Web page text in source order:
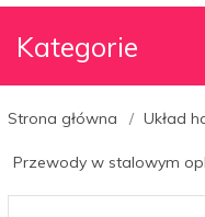
Kategorie
Strona główna Układ
Przewody w stalowym